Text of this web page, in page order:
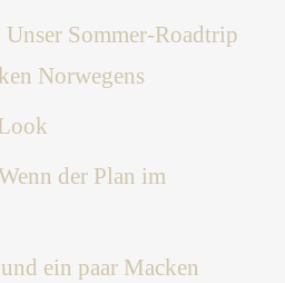
Unser Sommer-Roadtrip
Norwegens
der Plan im
ein paar Macken